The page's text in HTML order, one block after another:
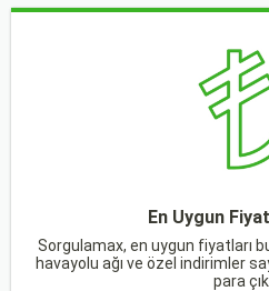
En Uygun
Sorgulamax, en uygun fiyatları
havayolu ağı ve özel indirimler
para